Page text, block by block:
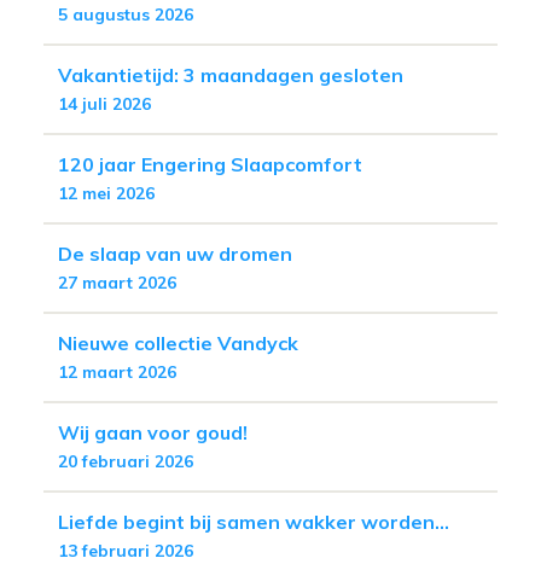
5 augustus 2026
Vakantietijd: 3 maandagen gesloten
14 juli 2026
120 jaar Engering Slaapcomfort
12 mei 2026
De slaap van uw dromen
27 maart 2026
Nieuwe collectie Vandyck
12 maart 2026
Wij gaan voor goud!
20 februari 2026
Liefde begint bij samen wakker worden...
13 februari 2026